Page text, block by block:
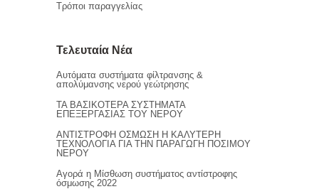
Τρόποι παραγγελίας
Τελευταία Νέα
Αυτόματα συστήματα φίλτρανσης &
απολύμανσης νερού γεώτρησης
ΤΑ ΒΑΣΙΚΟΤΕΡΑ ΣΥΣΤΗΜΑΤΑ
ΕΠΕΞΕΡΓΑΣΙΑΣ ΤΟΥ ΝΕΡΟΥ
ΑΝΤΙΣΤΡΟΦΗ ΟΣΜΩΣΗ Η ΚΑΛΥΤΕΡΗ
ΤΕΧΝΟΛΟΓΙΑ ΓΙΑ ΤΗΝ ΠΑΡΑΓΩΓΗ ΠΟΣΙΜΟΥ
ΝΕΡΟΥ
Αγορά η Μίσθωση συστήματος αντίστροφης
όσμωσης 2022